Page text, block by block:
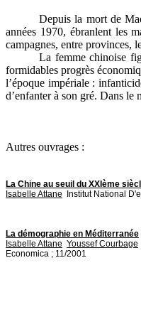
Depuis la mort de
années 1970, ébranlent les
campagnes, entre provinces,
La femme chinoise
formidables progrès
l’époque impériale :
d’enfanter à son gré. Dans le
Autres ouvrages :
La Chine au seuil du XXIème
Isabelle Attane Institut National
La démographie en Méditerranée
Isabelle Attane Youssef Courbage
Economica ; 11/2001